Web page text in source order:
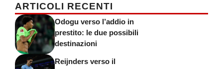
ARTICOLI RECENTI
Odogu verso l’addio in
prestito: le due possibili
destinazioni
Reijnders verso il